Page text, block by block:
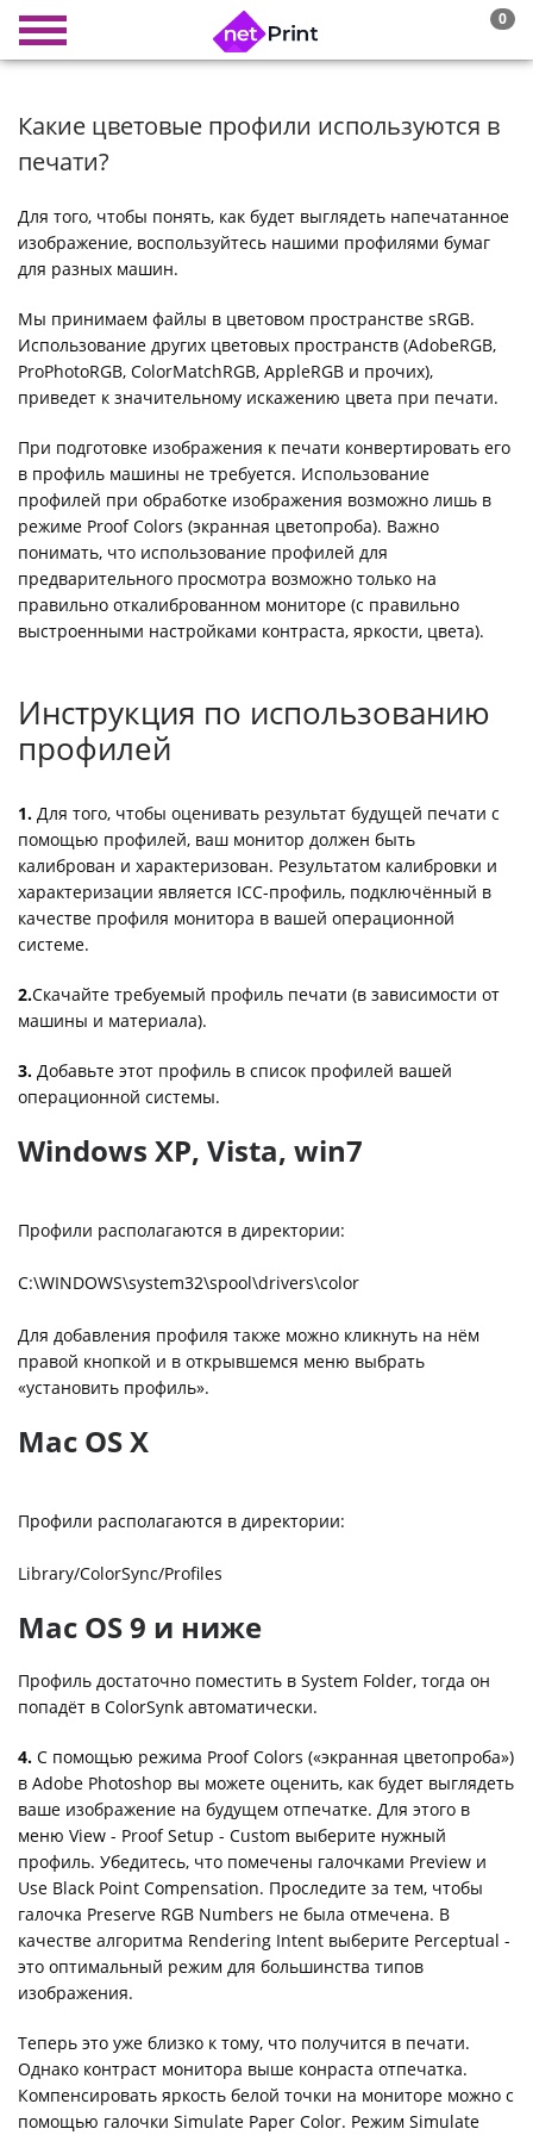
0
Какие цветовые профили используются в
печати?
Для того, чтобы понять, как будет выглядеть напечатанное
изображение, воспользуйтесь нашими профилями бумаг
для разных машин.
Мы принимаем файлы в цветовом пространстве sRGB.
Использование других цветовых пространств (AdobeRGB,
ProPhotoRGB, ColorMatchRGB, AppleRGB и прочих),
приведет к значительному искажению цвета при печати.
При подготовке изображения к печати конвертировать его
в профиль машины не требуется. Использование
профилей при обработке изображения возможно лишь в
режиме Proof Colors (экранная цветопроба). Важно
понимать, что использование профилей для
предварительного просмотра возможно только на
правильно откалиброванном мониторе (с правильно
выстроенными настройками контраста, яркости, цвета).
Инструкция по использованию
профилей
1. Для того, чтобы оценивать результат будущей печати с
помощью профилей, ваш монитор должен быть
калиброван и характеризован. Результатом калибровки и
характеризации является ICC-профиль, подключённый в
качестве профиля монитора в вашей операционной
системе.
2.Скачайте требуемый профиль печати (в зависимости от
машины и материала).
3. Добавьте этот профиль в список профилей вашей
операционной системы.
Windows XP, Vista, win7
Профили располагаются в директории:
C:\WINDOWS\system32\spool\drivers\color
Для добавления профиля также можно кликнуть на нём
правой кнопкой и в открывшемся меню выбрать
«установить профиль».
Mac OS X
Профили располагаются в директории:
Library/ColorSync/Profiles
Mac OS 9 и ниже
Профиль достаточно поместить в System Folder, тогда он
попадёт в ColorSynk автоматически.
4. С помощью режима Proof Colors («экранная цветопроба»)
в Adobe Photoshop вы можете оценить, как будет выглядеть
ваше изображение на будущем отпечатке. Для этого в
меню View - Proof Setup - Custom выберите нужный
профиль. Убедитесь, что помечены галочками Preview и
Use Black Point Compensation. Проследите за тем, чтобы
галочка Preserve RGB Numbers не была отмечена. В
качестве алгоритма Rendering Intent выберите Perceptual -
это оптимальный режим для большинства типов
изображения.
Теперь это уже близко к тому, что получится в печати.
Однако контраст монитора выше конраста отпечатка.
Компенсировать яркость белой точки на мониторе можно с
помощью галочки Simulate Paper Color. Режим Simulate